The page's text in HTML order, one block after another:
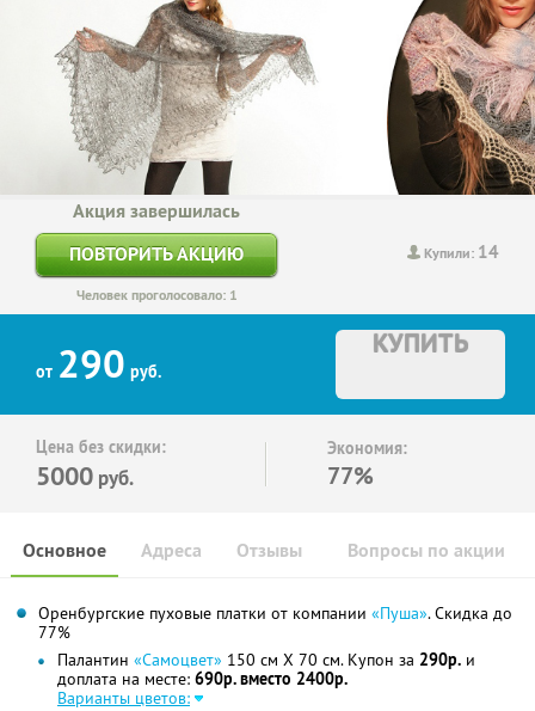
Купили: 14
Акция завершилась
ПОВТОРИТЬ АКЦИЮ
Человек проголосовало: 1
от 290 руб.
КУПИТЬ
Цена без скидки:
5000 руб.
Экономия:
77%
Основное Отзывы Вопросы по акции
Адреса
Оренбургские пуховые платки от компании «Пуша». Скидка до
77%
Палантин «Самоцвет» 150 см Х 70 см. Купон за 290р. и
доплата на месте: 690р. вместо 2400р.
Варианты цветов: